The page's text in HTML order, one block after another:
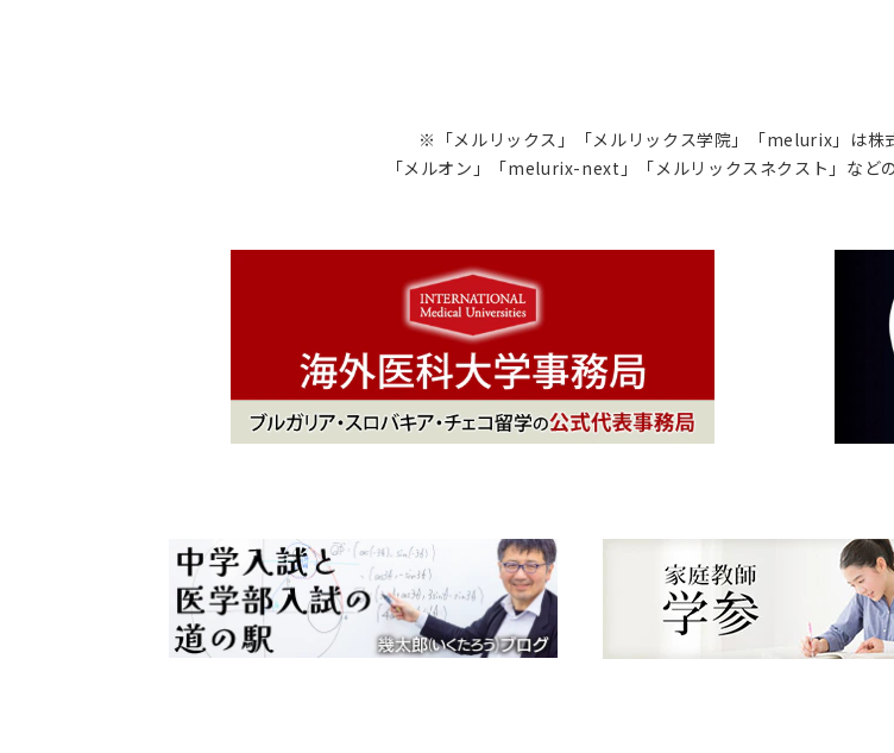
※「メルリックス」「メルリックス学院」「melurix」は株
「メルオン」「melurix-next」「メルリックスネクスト」など